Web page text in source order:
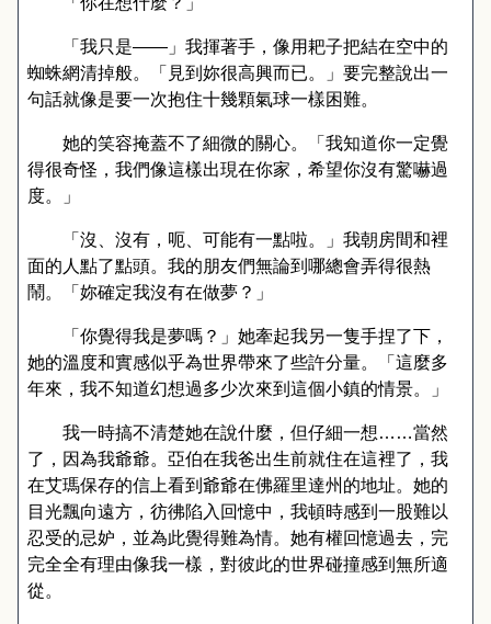
「我只是—— 」我揮著手，像用耙子把結在空中的
蜘蛛網清掉般。「見到妳很高興而已。」要完整說出一
句話就像是要一次抱住十幾顆氣球一樣困難。
她的笑容掩蓋不了細微的關心。「我知道你一定覺
得很奇怪，我們像這樣出現在你家，希望你沒有驚嚇過
度。」
「沒、沒有，呃、可能有一點啦。」我朝房間和裡
面的人點了點頭。我的朋友們無論到哪總會弄得很熱
鬧。「妳確定我沒有在做夢？」
「你覺得我是夢嗎？」她牽起我另一隻手捏了下，
她的溫度和實感似乎為世界帶來了些許分量。「這麼多
年來，我不知道幻想過多少次來到這個小鎮的情景。」
我一時搞不清楚她在說什麼，但仔細一想……當然
了，因為我爺爺。亞伯在我爸出生前就住在這裡了，我
在艾瑪保存的信上看到爺爺在佛羅里達州的地址。她的
目光飄向遠方，彷彿陷入回憶中，我頓時感到一股難以
忍受的忌妒，並為此覺得難為情。她有權回憶過去，完
完全全有理由像我一樣，對彼此的世界碰撞感到無所適
從。